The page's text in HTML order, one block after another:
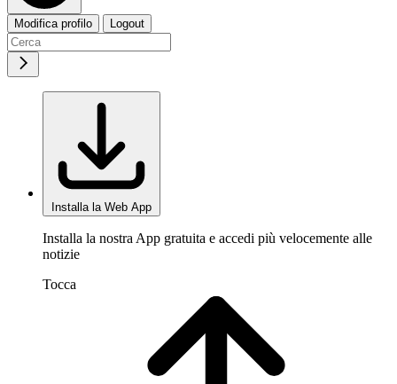
Modifica profilo Logout
Installa la Web App
Installa la nostra App gratuita e accedi più velocemente alle
notizie
Tocca